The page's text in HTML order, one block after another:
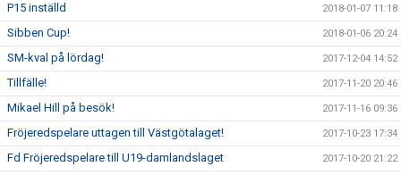
P15 inställd 2018-01-07 11:18
Sibben Cup! 2018-01-06 20:24
SM-kval på lördag! 2017-12-04 14:52
Tillfälle! 2017-11-20 20:46
Mikael Hill på besök! 2017-11-16 09:36
Fröjeredspelare uttagen till Västgötalaget! 2017-10-23 17:34
Fd Fröjeredspelare till U19-damlandslaget 2017-10-20 21:22